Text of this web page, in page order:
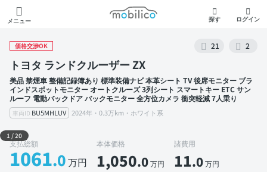
メニュー
モビリコ
探す ログイン
価格交渉OK 21 2
トヨタ ランドクルーザー ZX
美品 禁煙車 整備記録簿あり 標準装備ナビ 本革シート TV 後席モニター ブラ
インドスポットモニター オートクルーズ 3列シート スマートキー ETC サン
ルーフ 電動バックドア バックモニター 全方位カメラ 衝突軽減 7人乗り
車両ID BU5MHLUV 2024年・0.3万km・ホワイト系
外装 左前
1 /20
支払総額
1061.0万円
本体価格
1,050.0万円
諸費用
11.0万円